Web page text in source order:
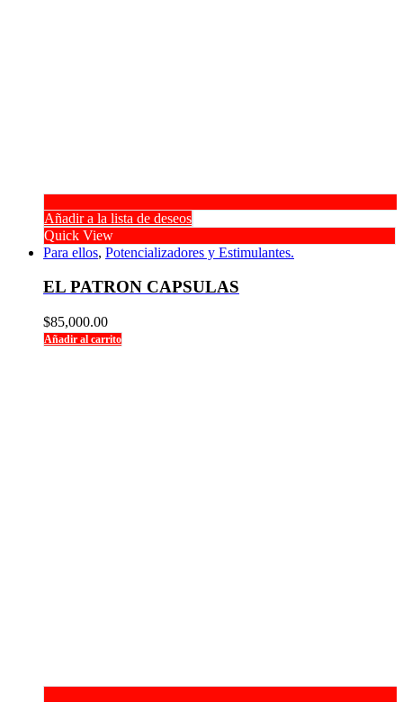
Añadir a la lista de deseos
Quick View
Para ellos, Potencializadores y Estimulantes.
EL PATRON CAPSULAS
$85,000.00
Añadir al carrito